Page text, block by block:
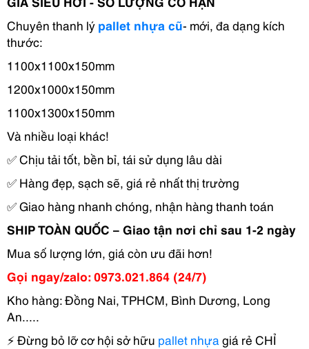
Chuyên thanh lý pallet nhựa cũ- mới, đa dạng kích
thước:
1100x1100x150mm
1200x1000x150mm
1100x1300x150mm
Và nhiều loại khác!
✅Chịu tải tốt, bền bỉ, tái sử dụng lâu dài
✅ Hàng đẹp, sạch sẽ, giá rẻ nhất thị trường
✅Giao hàng nhanh chóng, nhận hàng thanh toán
SHIP TOÀN QUỐC – Giao tận nơi chỉ sau 1-2 ngày
Mua số lượng lớn, giá còn ưu đãi hơn!
Gọi ngay/zalo: 0973.021.864 (24/7)
Kho hàng: Đồng Nai, TPHCM, Bình Dương, Long
An.....
⚡Đừng bỏ lỡ cơ hội sở hữu pallet nhựa giá rẻ CHỈ